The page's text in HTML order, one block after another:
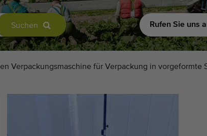
Suchen Rufen Sie uns
Verpackungsmaschine für Verpackung in vorgeformte